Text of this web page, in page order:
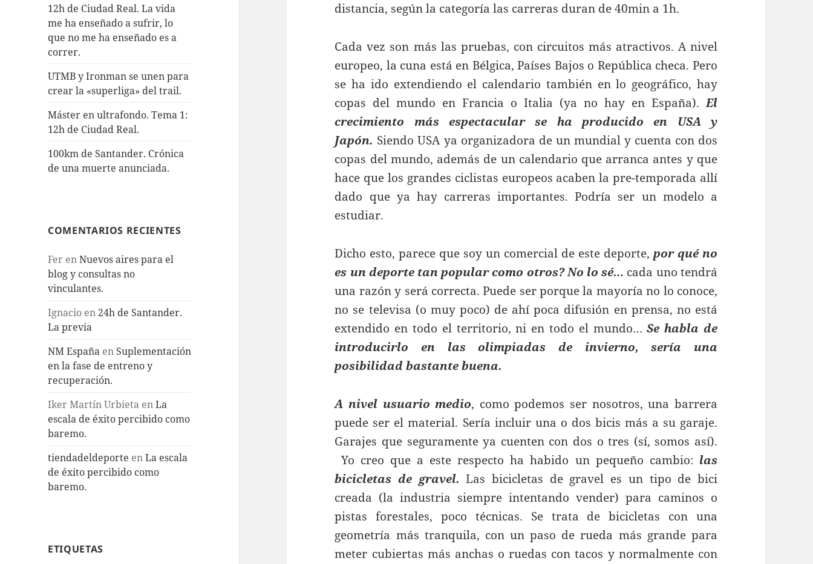
12h de Ciudad Real. La vida
me ha enseñado a sufrir, lo
que no me ha enseñado es a
correr.
UTMB y Ironman se unen para
crear la «superliga» del trail.
Máster en ultrafondo. Tema 1:
12h de Ciudad Real.
100km de Santander. Crónica
de una muerte anunciada.
COMENTARIOS RECIENTES
Fer enNuevos aires para el
blog y consultas no
vinculantes.
Ignacio en24h de Santander.
La previa
NM España en Suplementación
en la fase de entreno y
recuperación.
Iker Martín Urbieta enLa
escala de éxito percibido como
baremo.
tiendadeldeporte enLa escala
de éxito percibido como
baremo.
ETIQUETAS
distancia, según la categoría las carreras duran de 40min a 1h.
Cada vez son más las pruebas, con circuitos más atractivos. A nivel
europeo, la cuna está en Bélgica, Países Bajos o República checa. Pero
se ha ido extendiendo el calendario también en lo geográfico, hay
copas del mundo en Francia o Italia (ya no hay en España).El
crecimiento más espectacular se ha producido en USA y
Japón. Siendo USA ya organizadora de un mundial y cuenta con dos
copas del mundo, además de un calendario que arranca antes y que
hace que los grandes ciclistas europeos acaben la pre-temporada allí
dado que ya hay carreras importantes. Podría ser un modelo a
estudiar.
Dicho esto, parece que soy un comercial de este deporte, por qué no
es un deporte tan popular como otros? No lo sé… cada uno tendrá
una razón y será correcta. Puede ser porque la mayoría no lo conoce,
no se televisa (o muy poco) de ahí poca difusión en prensa, no está
extendido en todo el territorio, ni en todo el mundo…Se habla de
introducirlo en las olimpiadas de invierno, sería una
posibilidad bastante buena.
A nivel usuario medio, como podemos ser nosotros, una barrera
puede ser el material. Sería incluir una o dos bicis más a su garaje.
Garajes que seguramente ya cuenten con dos o tres (sí, somos así).
Yo creo que a este respecto ha habido un pequeño cambio: las
bicicletas de gravel. Las bicicletas de gravel es un tipo de bici
creada (la industria siempre intentando vender) para caminos o
pistas forestales, poco técnicas. Se trata de bicicletas con una
geometría más tranquila, con un paso de rueda más grande para
meter cubiertas más anchas o ruedas con tacos y normalmente con